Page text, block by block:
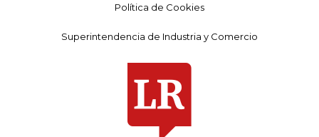
Política de Cookies
Superintendencia de Industria y Comercio